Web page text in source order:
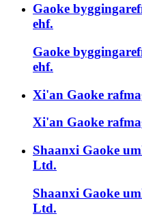
Gaoke
ehf.
Gaoke
ehf.
Xi'an Gaoke
Xi'an Gaoke
Shaanxi Gaoke
Ltd.
Shaanxi Gaoke
Ltd.